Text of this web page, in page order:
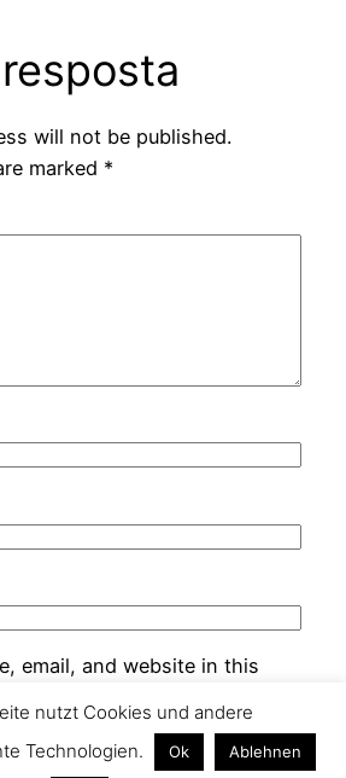
will not be published.
marked *
email, and website in this
nutzt Cookies und andere
Technologien.
Ok Ablehnen